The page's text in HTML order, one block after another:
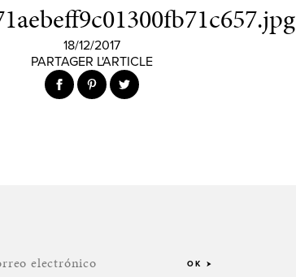
18/12/2017
PARTAGER L'ARTICLE
electrónico OK